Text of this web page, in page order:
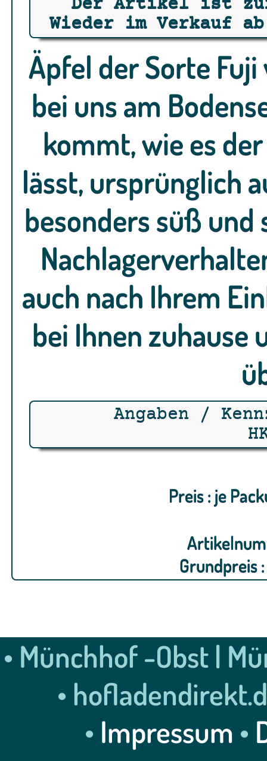
Der Artikel ist
Wieder im Verkauf
Äpfel der Sorte
bei uns am
kommt, wie es
lässt, ursprünglich
besonders süß
auch nach Ihrem
bei Ihnen zuhause
Angaben /
Preis : je
Grundpreis
• Münchhof -Obst |
•
• Impressum •